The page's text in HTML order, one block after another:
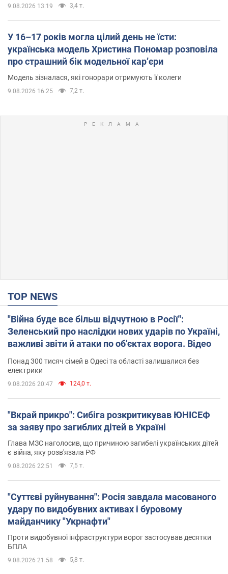
9.08.2026 13:19 3,4 т.
У 16–17 років могла цілий день не їсти:
українська модель Христина Пономар розповіла
про страшний бік модельної кар’єри
Модель зізналася, які гонорари отримують її колеги
9.08.2026 16:25 7,2 т.
TOP NEWS
"Війна буде все більш відчутною в Росії":
Зеленський про наслідки нових ударів по Україні,
важливі звіти й атаки по об'єктах ворога. Відео
Понад 300 тисяч сімей в Одесі та області залишалися без
електрики
9.08.2026 20:47 124,0 т.
"Вкрай прикро": Сибіга розкритикував ЮНІСЕФ
за заяву про загиблих дітей в Україні
Глава МЗС наголосив, що причиною загибелі українських дітей
є війна, яку розв'язала РФ
9.08.2026 22:51 7,5 т.
"Суттєві руйнування": Росія завдала масованого
удару по видобувних активах і буровому
майданчику "Укрнафти"
Проти видобувної інфраструктури ворог застосував десятки
БПЛА
9.08.2026 21:58 5,8 т.